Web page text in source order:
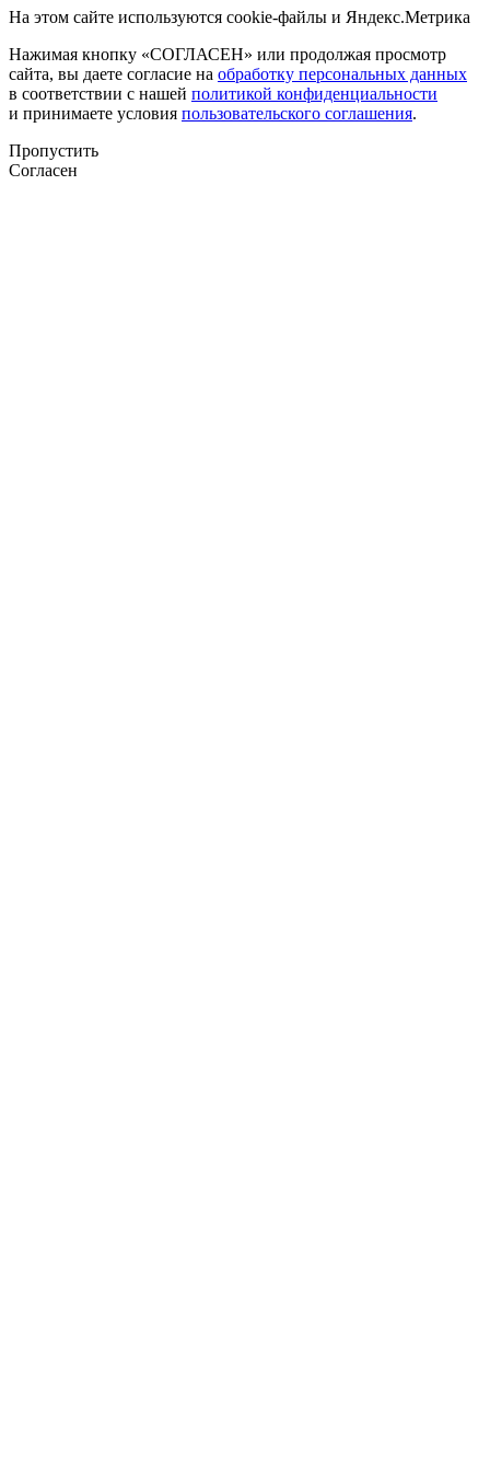
На этом сайте используются cookie-файлы и Яндекс.Метрика
Нажимая кнопку «СОГЛАСЕН» или продолжая просмотр
сайта, вы даете согласие на обработку персональных данных
в соответствии с нашей политикой конфиденциальности
и принимаете условия пользовательского соглашения.
Пропустить
Согласен